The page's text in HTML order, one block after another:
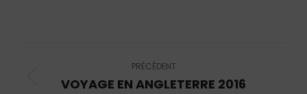
PRÉCÉDENT
Article
VOYAGE EN ANGLETERRE 2016